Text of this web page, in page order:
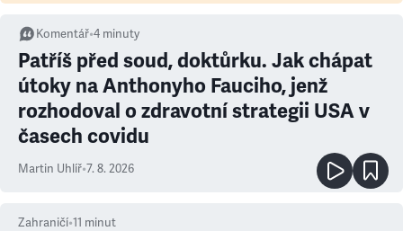
Komentář•4 minuty
Patříš před soud, doktůrku. Jak chápat
útoky na Anthonyho Fauciho, jenž
rozhodoval o zdravotní strategii USA v
časech covidu
Martin Uhlíř•7. 8. 2026
Zahraničí•11 minut